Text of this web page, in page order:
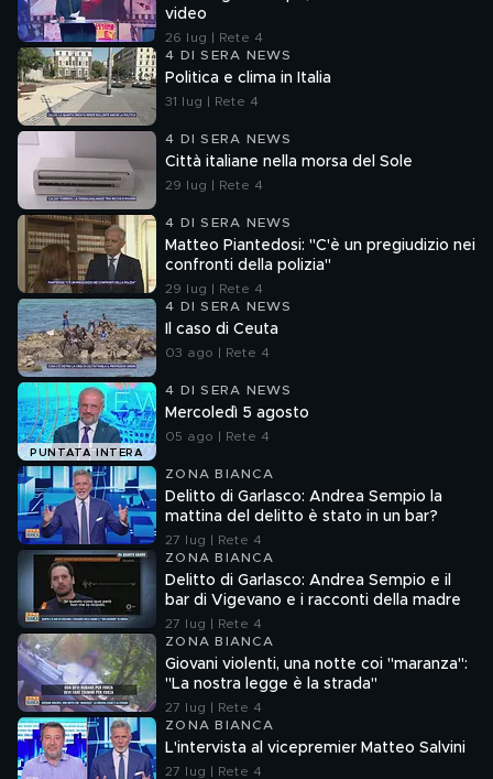
video
26 lug | Rete 4
4 DI SERA NEWS
Politica e clima in Italia
31 lug | Rete 4
4 DI SERA NEWS
Città italiane nella morsa del Sole
29 lug | Rete 4
4 DI SERA NEWS
Matteo Piantedosi: "C'è un pregiudizio nei
confronti della polizia"
29 lug | Rete 4
4 DI SERA NEWS
Il caso di Ceuta
03 ago | Rete 4
PUNTATA INTERA
4 DI SERA NEWS
Mercoledì 5 agosto
05 ago | Rete 4
ZONA BIANCA
Delitto di Garlasco: Andrea Sempio la
mattina del delitto è stato in un bar?
27 lug | Rete 4
ZONA BIANCA
Delitto di Garlasco: Andrea Sempio e il
bar di Vigevano e i racconti della madre
27 lug | Rete 4
ZONA BIANCA
Giovani violenti, una notte coi "maranza":
"La nostra legge è la strada"
27 lug | Rete 4
ZONA BIANCA
L'intervista al vicepremier Matteo Salvini
27 lug | Rete 4